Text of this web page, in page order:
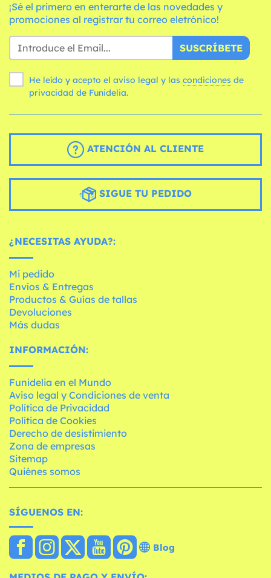
¡Sé el primero en enterarte de las novedades y
promociones al registrar tu correo eletrónico!
SUSCRÍBETE
He leído y acepto el aviso legal y las condiciones
privacidad de Funidelia.
ATENCIÓN AL CLIENTE
SIGUE TU PEDIDO
¿NECESITAS AYUDA?:
Mi pedido
Envíos & Entregas
Productos & Guías de tallas
Devoluciones
Más dudas
INFORMACIÓN:
Funidelia en el Mundo
Aviso legal y Condiciones de venta
Política de Privacidad
Política de Cookies
Derecho de desistimiento
Zona de empresas
Sitemap
Quiénes somos
SÍGUENOS EN:
Blog